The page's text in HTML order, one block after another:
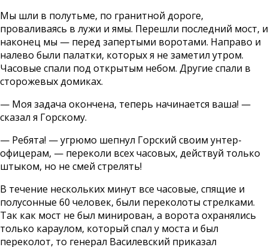
Мы шли в полутьме, по гранитной дороге,
проваливаясь в лужи и ямы. Перешли последний мост, и
наконец мы — перед запертыми воротами. Направо и
налево были палатки, которых я не заметил утром.
Часовые спали под открытым небом. Другие спали в
сторожевых домиках.
— Моя задача окончена, теперь начинается ваша! —
сказал я Горскому.
— Ребята! — угрюмо шепнул Горский своим унтер-
офицерам, — переколи всех часовых, действуй только
штыком, но не смей стрелять!
В течение нескольких минут все часовые, спящие и
полусонные 60 человек, были переколоты стрелками.
Так как мост не был минирован, а ворота охранялись
только караулом, который спал у моста и был
переколот, то генерал Василевский приказал